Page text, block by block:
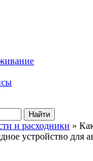
Найти
и расходники »
устройство для